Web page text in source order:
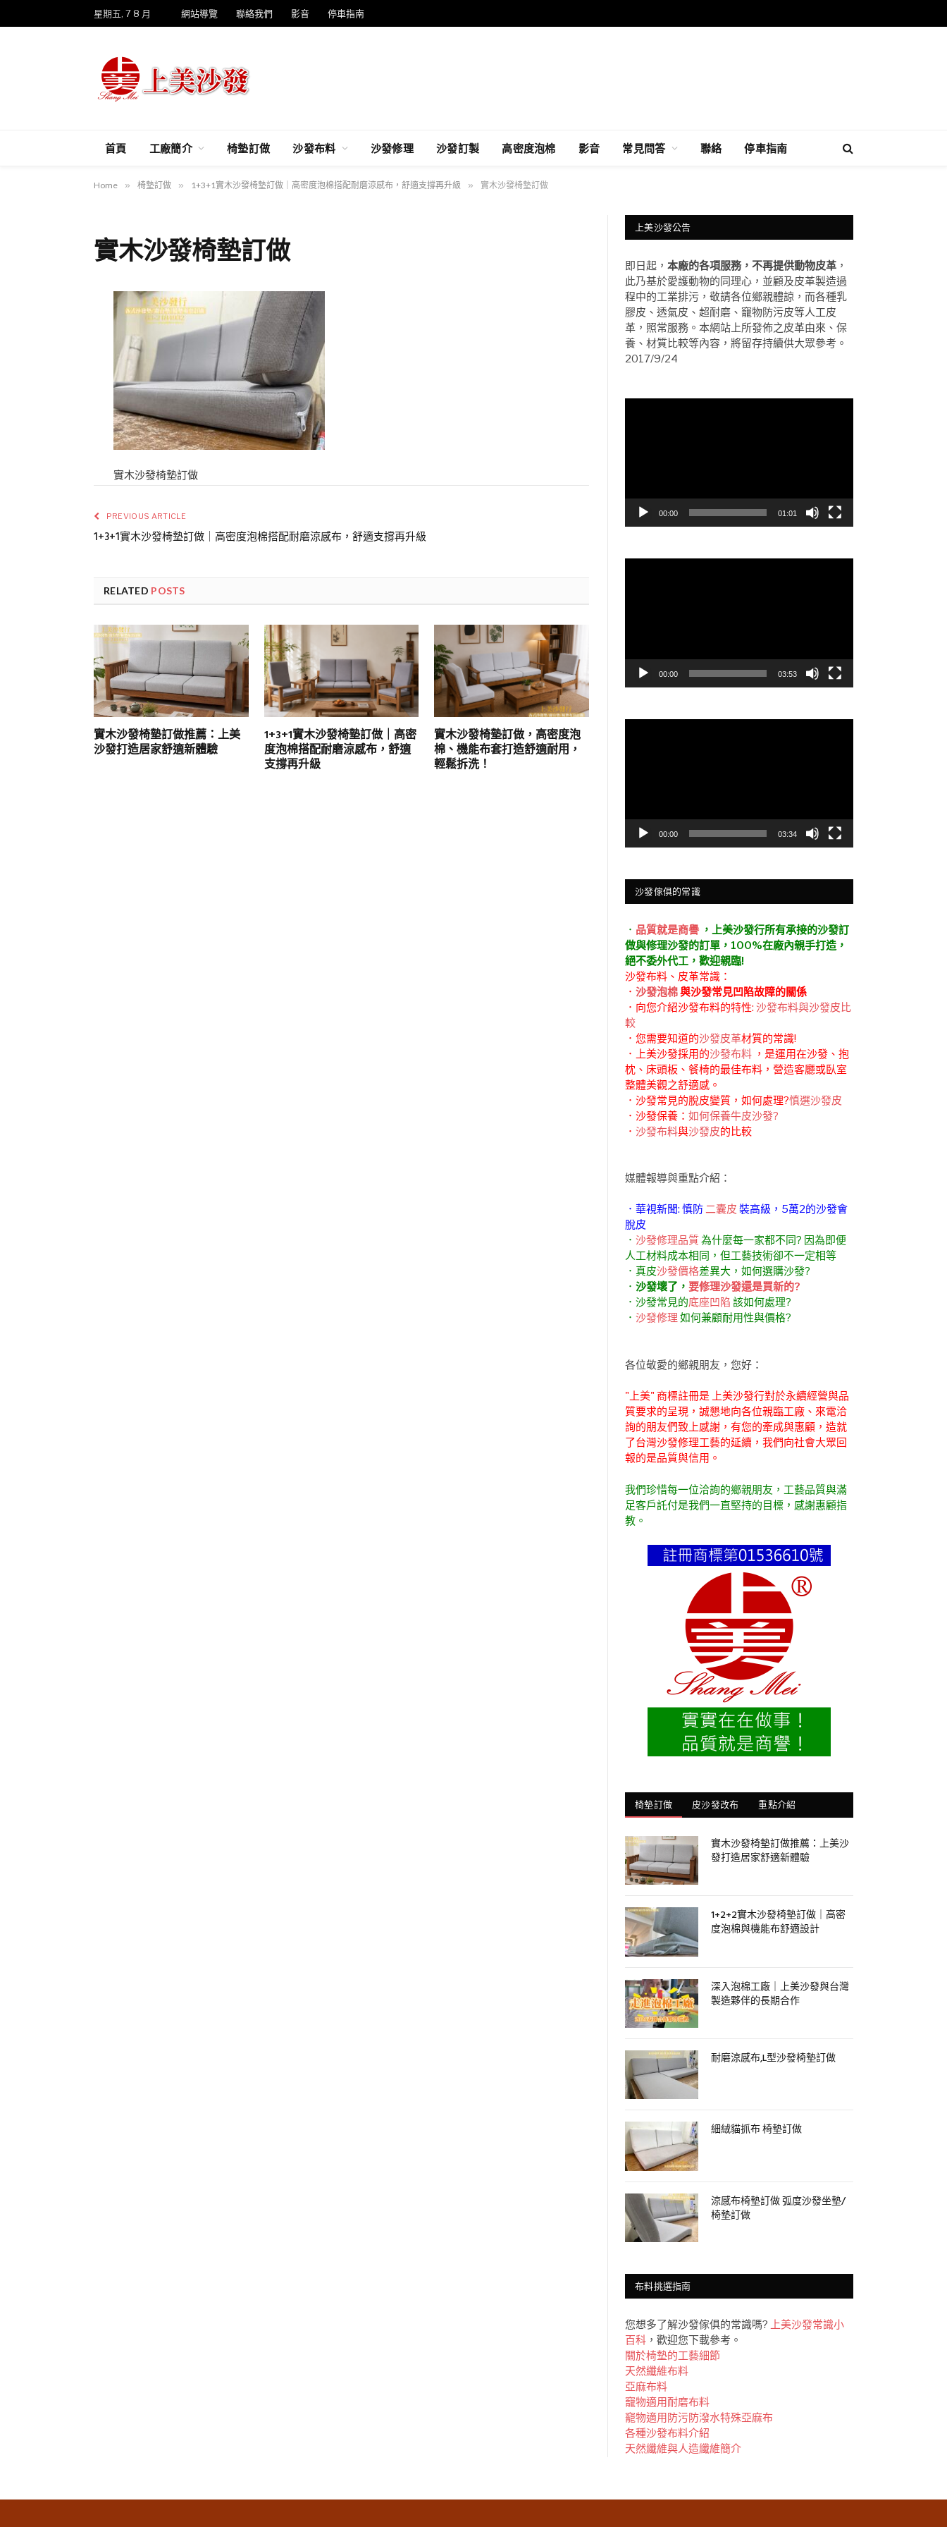
星期五, 7 8 月 網站導覽 聯絡我們 影音 停車指南
首頁 工廠簡介 椅墊訂做 沙發布料 沙發修理 沙發訂製 高密度泡棉 影音 常見問答 聯絡 停車指南
Home » 椅墊訂做 » 1+3+1實木沙發椅墊訂做｜高密度泡棉搭配耐磨涼感布，舒適支撐再升級 » 實木沙發椅墊訂做
實木沙發椅墊訂做
實木沙發椅墊訂做
PREVIOUS ARTICLE
1+3+1實木沙發椅墊訂做｜高密度泡棉搭配耐磨涼感布，舒適支撐再升級
RELATED POSTS
實木沙發椅墊訂做推薦：上美
沙發打造居家舒適新體驗
1+3+1實木沙發椅墊訂做｜高密
度泡棉搭配耐磨涼感布，舒適
支撐再升級
實木沙發椅墊訂做，高密度泡
棉、機能布套打造舒適耐用，
輕鬆拆洗！
上美沙發公告
即日起， 本廠的各項服務，不再提供動物皮革 ，
此乃基於愛護動物的同理心，並顧及皮革製造過
程中的工業排污，敬請各位鄉親體諒，而各種乳
膠皮、透氣皮、超耐磨、竉物防污皮等人工皮
革，照常服務。本網站上所發佈之皮革由來、保
養、材質比較等內容，將留存持續供大眾參考。
2017/9/24
00:00 01:01
00:00 03:53
00:00 03:34
沙發傢俱的常識
． 品質就是商譽 ，上美沙發行所有承接的沙發訂
做與修理沙發的訂單，100%在廠內親手打造，
絕不委外代工，歡迎親臨!
沙發布料、皮革常識：
． 沙發泡棉與沙發常見凹陷故障的關係
．向您介紹沙發布料的特性: 沙發布料與沙發皮比
較
．您需要知道的沙發皮革材質的常識!
．上美沙發採用的沙發布料 ，是運用在沙發、抱
枕、床頭板、餐椅的最佳布料，營造客廳或臥室
整體美觀之舒適感。
．沙發常見的脫皮變質，如何處理?慎選沙發皮
．沙發保養： 如何保養牛皮沙發?
． 沙發布料與沙發皮的比較
媒體報導與重點介紹：
．華視新聞: 慎防二囊皮 裝高級，5萬2的沙發會
脫皮
． 沙發修理品質為什麼每一家都不同? 因為即便
人工材料成本相同，但工藝技術卻不一定相等
．真皮沙發價格差異大，如何選購沙發?
． 沙發壞了， 要修理沙發還是買新的?
．沙發常見的底座凹陷 該如何處理?
． 沙發修理 如何兼顧耐用性與價格?
各位敬愛的鄉親朋友，您好：
"上美" 商標註冊是 上美沙發行對於永續經營與品
質要求的呈現，誠懇地向各位親臨工廠、來電洽
詢的朋友們致上感謝，有您的牽成與惠顧，造就
了台灣沙發修理工藝的延續，我們向社會大眾回
報的是品質與信用。
我們珍惜每一位洽詢的鄉親朋友，工藝品質與滿
足客戶託付是我們一直堅持的目標，感謝惠顧指
教。
椅墊訂做 皮沙發改布 重點介紹
實木沙發椅墊訂做推薦：上美沙
發打造居家舒適新體驗
1+2+2實木沙發椅墊訂做｜高密
度泡棉與機能布舒適設計
深入泡棉工廠｜上美沙發與台灣
製造夥伴的長期合作
耐磨涼感布,L型沙發椅墊訂做
細絨貓抓布 椅墊訂做
涼感布椅墊訂做 弧度沙發坐墊/
椅墊訂做
布料挑選指南
您想多了解沙發傢俱的常識嗎?
上美沙發常識小
百科 ，歡迎您下載參考。
關於椅墊的工藝細節
天然纖維布料
亞麻布料
竉物適用耐磨布料
竉物適用防污防潑水特殊亞麻布
各種沙發布料介紹
天然纖維與人造纖維簡介